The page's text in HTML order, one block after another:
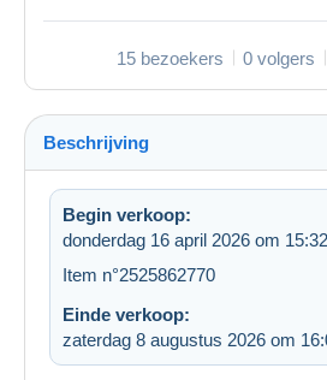
15 bezoekers 0 volgers
Beschrijving
Begin verkoop:
donderdag 16 april 2026 om 15:32
Item n°2525862770
Einde verkoop:
zaterdag 8 augustus 2026 om